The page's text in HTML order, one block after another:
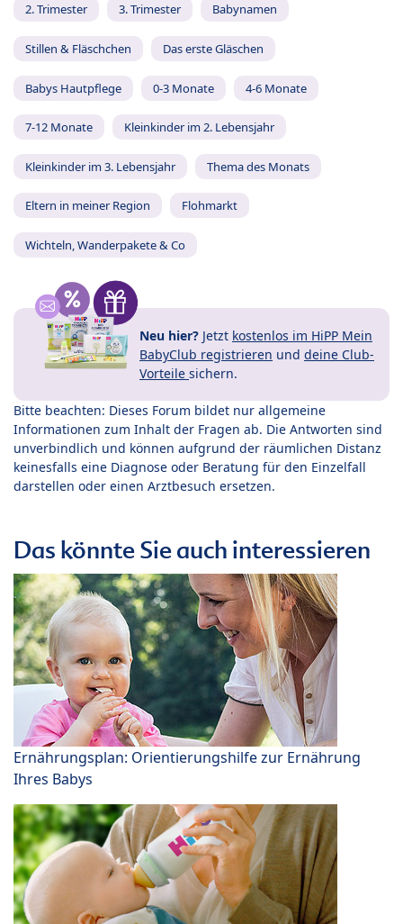
2. Trimester 3. Trimester Babynamen
Stillen & Fläschchen Das erste Gläschen
Babys Hautpflege 0-3 Monate 4-6 Monate
7-12 Monate Kleinkinder im 2. Lebensjahr
Kleinkinder im 3. Lebensjahr Thema des Monats
Eltern in meiner Region Flohmarkt
Wichteln, Wanderpakete & Co
Neu hier? Jetzt kostenlos im HiPP Mein
BabyClub registrieren und deine Club-
Vorteile sichern.
Bitte beachten: Dieses Forum bildet nur allgemeine
Informationen zum Inhalt der Fragen ab. Die Antworten sind
unverbindlich und können aufgrund der räumlichen Distanz
keinesfalls eine Diagnose oder Beratung für den Einzelfall
darstellen oder einen Arztbesuch ersetzen.
Das könnte Sie auch interessieren
Ernährungsplan: Orientierungshilfe zur Ernährung
Ihres Babys